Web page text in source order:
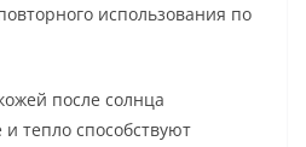
использования по
после солнца
тепло способствуют